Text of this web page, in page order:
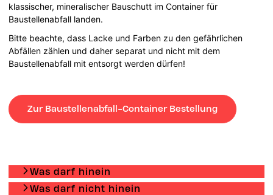
klassischer, mineralischer Bauschutt im Container für
Baustellenabfall landen.
Bitte beachte, dass Lacke und Farben zu den gefährlichen
Abfällen zählen und daher separat und nicht mit dem
Baustellenabfall mit entsorgt werden dürfen!
Zur Baustellenabfall-Container Bestellung
Was darf hinein
Was darf nicht hinein